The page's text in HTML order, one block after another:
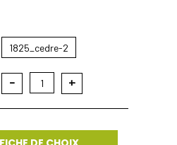
1825_cedre-2
- 1 +